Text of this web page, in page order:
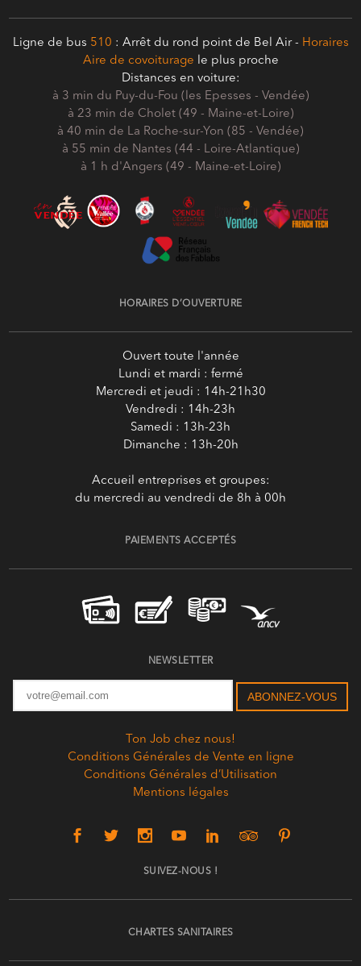
Ligne de bus 510 : Arrêt du rond point de Bel Air - Horaires
Aire de covoiturage le plus proche
Distances en voiture:
à 3 min du Puy-du-Fou (les Epesses - Vendée)
à 23 min de Cholet (49 - Maine-et-Loire)
à 40 min de La Roche-sur-Yon (85 - Vendée)
à 55 min de Nantes (44 - Loire-Atlantique)
à 1 h d'Angers (49 - Maine-et-Loire)
HORAIRES D’OUVERTURE
Ouvert toute l'année
Lundi et mardi : fermé
Mercredi et jeudi : 14h-21h30
Vendredi : 14h-23h
Samedi : 13h-23h
Dimanche : 13h-20h
Accueil entreprises et groupes:
du mercredi au vendredi de 8h à 00h
PAIEMENTS ACCEPTÉS
NEWSLETTER
Ton Job chez nous!
Conditions Générales de Vente en ligne
Conditions Générales d’Utilisation
Mentions légales
SUIVEZ-NOUS !
CHARTES SANITAIRES